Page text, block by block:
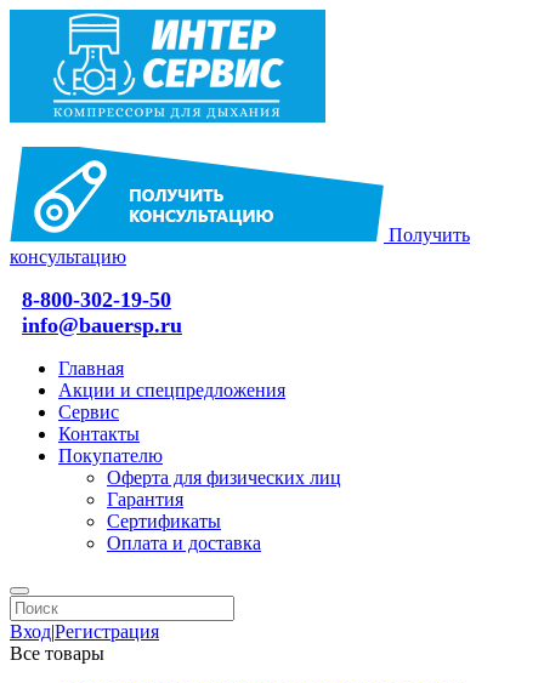
Получить
консультацию
8-800-302-19-50
info@bauersp.ru
Главная
Акции и спецпредложения
Сервис
Контакты
Покупателю
Оферта для физических лиц
Гарантия
Сертификаты
Оплата и доставка
Вход|Регистрация
Все товары